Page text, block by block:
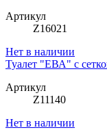
Артикул
Z16021
Нет в наличии
Туалет "ЕВА" с
Артикул
Z11140
Нет в наличии